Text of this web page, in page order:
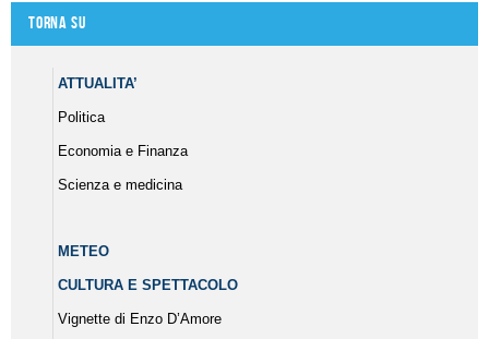
Torna su
ATTUALITA’
Politica
Economia e Finanza
Scienza e medicina
METEO
CULTURA E SPETTACOLO
Vignette di Enzo D’Amore